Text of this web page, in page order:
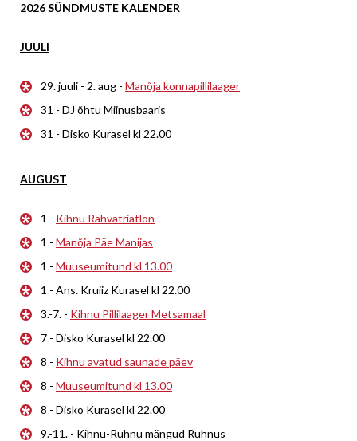
2026 SÜNDMUSTE KALENDER
JUULI
29. juuli - 2. aug - Manõja konnapillilaager
31 - DJ õhtu Miinusbaaris
31 - Disko Kurasel kl 22.00
AUGUST
1 - Kihnu Rahvatriatlon
1 - Manõja Päe Manijas
1 - Muuseumitund kl 13.00
1 - Ans. Kruiiz Kurasel kl 22.00
3.-7. - Kihnu Pillilaager Metsamaal
7 - Disko Kurasel kl 22.00
8 - Kihnu avatud saunade päev
8 - Muuseumitund kl 13.00
8 - Disko Kurasel kl 22.00
9.-11. - Kihnu-Ruhnu mängud Ruhnus